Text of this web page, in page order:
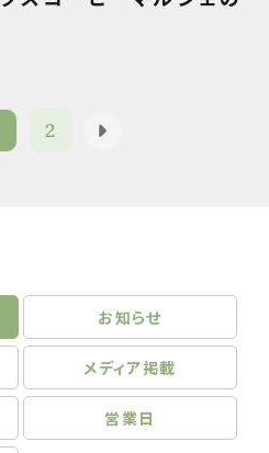
2
お知らせ
メディア掲載
営業日